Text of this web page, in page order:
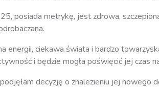
posiada metrykę, jest zdrowa,
energii, ciekawa świata i bardzo
i będzie mogła poświęcić jej czas
decyzję o znalezieniu jej nowego